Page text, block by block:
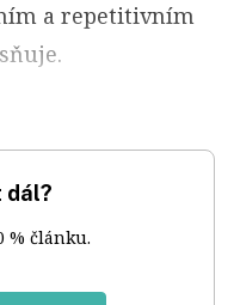
a repetitivním
dál?
% článku.